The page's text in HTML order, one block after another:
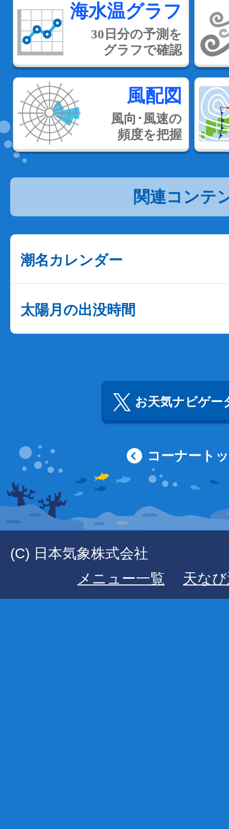
海水温グラフ
30日分の予測を
グラフで確認
風配図
風向･風速の
頻度を把握
関連コンテ
潮名カレンダー
太陽月の出没時間
お天気ナビゲー
コーナート
(C) 日本気象株式会社
メニュー一覧
天な